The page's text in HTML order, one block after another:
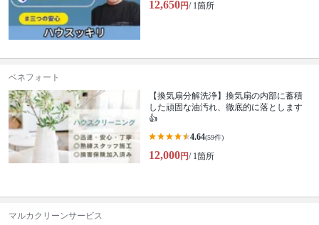
12,650円/ 1箇所
ベネフォート
【換気扇分解洗浄】換気扇の内部に蓄積
した頑固な油汚れ、徹底的に落とします
👍
4.64(59件)
12,000円/ 1箇所
マルカクリーンサービス